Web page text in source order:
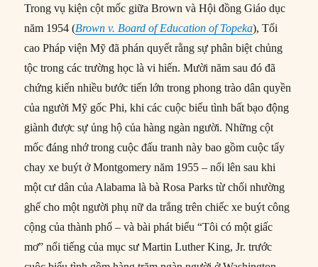
Trong vụ kiện cột mốc giữa Brown và Hội đồng Giáo dục
năm 1954 (Brown v. Board of Education of Topeka), Tối
cao Pháp viện Mỹ đã phán quyết rằng sự phân biệt chủng
tộc trong các trường học là vi hiến. Mười năm sau đó đã
chứng kiến nhiều bước tiến lớn trong phong trào dân quyền
của người Mỹ gốc Phi, khi các cuộc biểu tình bất bạo động
giành được sự ủng hộ của hàng ngàn người. Những cột
mốc đáng nhớ trong cuộc đấu tranh này bao gồm cuộc tẩy
chay xe buýt ở Montgomery năm 1955 – nổi lên sau khi
một cư dân của Alabama là bà Rosa Parks từ chối nhường
ghế cho một người phụ nữ da trắng trên chiếc xe buýt công
cộng của thành phố – và bài phát biểu “Tôi có một giấc
mơ” nổi tiếng của mục sư Martin Luther King, Jr. trước